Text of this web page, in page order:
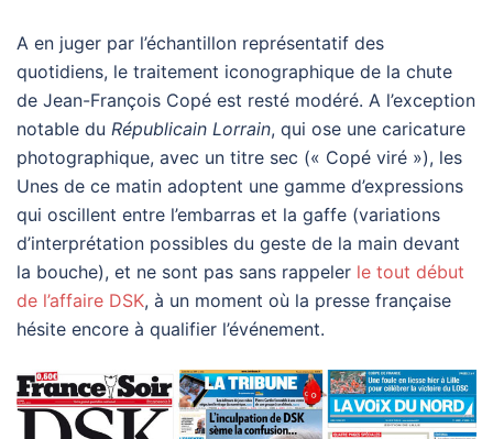
A en juger par l’échantillon représentatif des
quotidiens, le traitement iconographique de la chute
de Jean-François Copé est resté modéré. A l’exception
notable du Républicain Lorrain, qui ose une caricature
photographique, avec un titre sec (« Copé viré »), les
Unes de ce matin adoptent une gamme d’expressions
qui oscillent entre l’embarras et la gaffe (variations
d’interprétation possibles du geste de la main devant
la bouche), et ne sont pas sans rappeler le tout début
de l’affaire DSK, à un moment où la presse française
hésite encore à qualifier l’événement.